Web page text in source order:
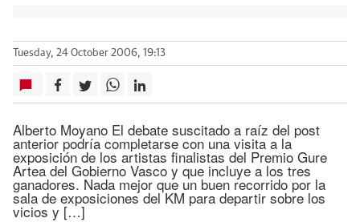
Tuesday, 24 October 2006, 19:13
Alberto Moyano El debate suscitado a raíz del post
anterior podría completarse con una visita a la
exposición de los artistas finalistas del Premio Gure
Artea del Gobierno Vasco y que incluye a los tres
ganadores. Nada mejor que un buen recorrido por la
sala de exposiciones del KM para departir sobre los
vicios y […]